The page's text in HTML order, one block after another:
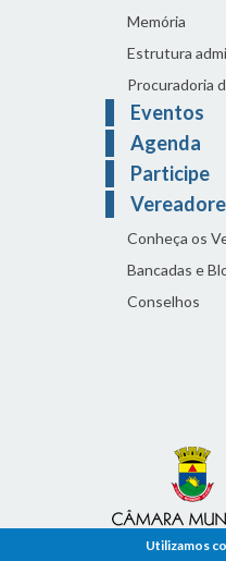
Memória
Estrutura
Procuradoria
Eventos
Agenda
Participe
Conheça os
Bancadas e
Conselhos
Utilizamos